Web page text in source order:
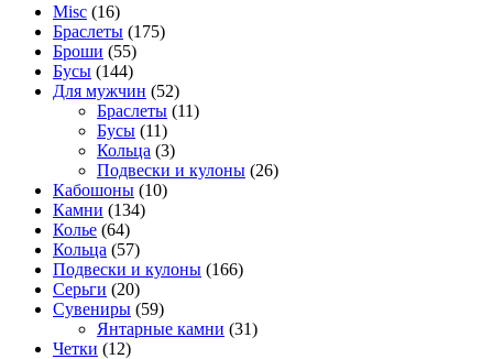
Misc (16)
Браслеты (175)
Броши (55)
Бусы (144)
Для мужчин (52)
Браслеты (11)
Бусы (11)
Кольца (3)
Подвески и кулоны (26)
Кабошоны (10)
Камни (134)
Колье (64)
Кольца (57)
Подвески и кулоны (166)
Серьги (20)
Сувениры (59)
Янтарные камни (31)
Четки (12)